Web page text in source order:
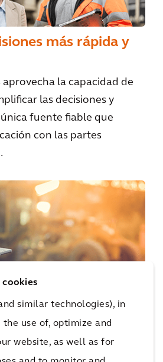
cookies
similar technologies), in
use of, optimize and
website, as well as for
más rápida y
la capacidad de
las decisiones y
fuente fiable que
con las partes